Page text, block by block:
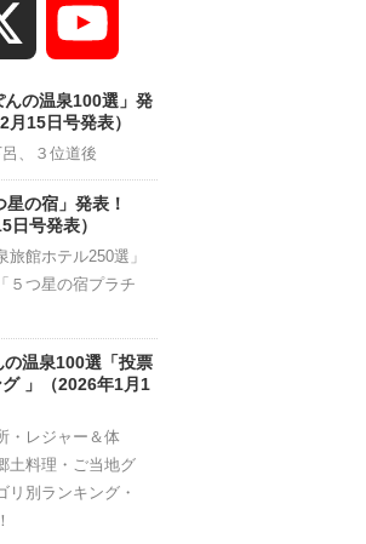
Channel
の温泉100選」発
15日号発表）
、３位道後
の宿」発表！
日号発表）
館ホテル250選」
５つ星の宿プラチ
温泉100選「投票
」（2026年1月1
・レジャー＆体
土料理・ご当地グ
リ別ランキング・